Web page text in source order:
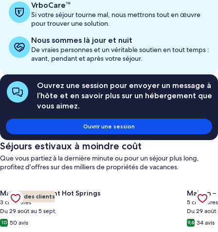
VrboCare™
Si votre séjour tourne mal, nous mettrons tout en œuvre
pour trouver une solution.
Nous sommes là jour et nuit
De vraies personnes et un véritable soutien en tout temps :
avant, pendant et après votre séjour.
Ouvrez une session pour envoyer un message à
l’hôte et en savoir plus sur un hébergement que
vous aimez.
Ouvrir une session
Séjours estivaux à moindre coût
Que vous partiez à la dernière minute ou pour un séjour plus long,
profitez d’offres sur des milliers de propriétés de vacances.
Gallery
Carousel
Aimé des clients
Maison – Fairmont Hot Springs
3 chambres
Du 29 août au 5 sept.
10 50 avis
Gallery
Maison
5 chambres
Du 29 août
9,6 34 avis